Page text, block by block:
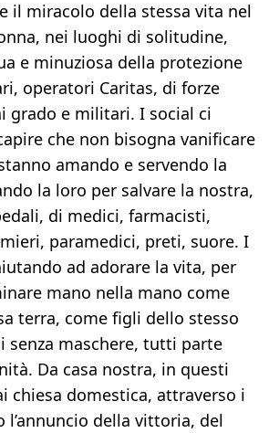
il miracolo della stessa vita nel
nei luoghi di solitudine,
e minuziosa della protezione
operatori Caritas, di forze
grado e militari. I social ci
che non bisogna vanificare
amando e servendo la
la loro per salvare la nostra,
di medici, farmacisti,
paramedici, preti, suore. I
ad adorare la vita, per
mano nella mano come
terra, come figli dello stesso
senza maschere, tutti parte
Da casa nostra, in questi
chiesa domestica, attraverso i
l’annuncio della vittoria, del